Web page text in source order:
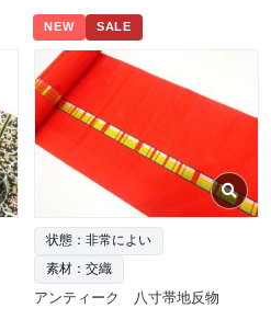
NEW SALE
状態：非常によい
素材：交織
アンティーク 八寸帯地反物